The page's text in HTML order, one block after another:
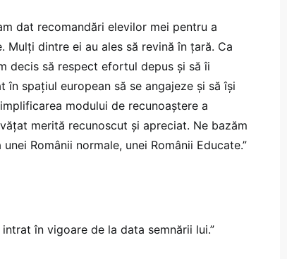
dat recomandări elevilor mei pentru a
dintre ei au ales să revină în țară. Ca
decis să respect efortul depus și să îi
în spațiul european să se angajeze și să își
modului de recunoaștere a
merită recunoscut și apreciat. Ne bazăm
Românii normale, unei Românii Educate.”
în vigoare de la data semnării lui.”